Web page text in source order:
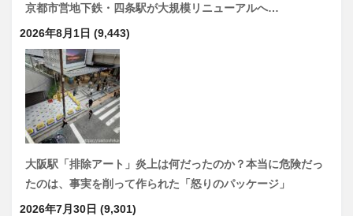
京都市営地下鉄・四条駅が大規模リニューアルへ…
2026年8月1日 (9,443)
大阪駅「排除アート」炎上は何だったのか？本当に危険だっ
たのは、事実を削って作られた「怒りのパッケージ」
2026年7月30日 (9,301)